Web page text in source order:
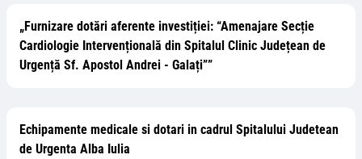
„Furnizare dotări aferente investiției: “Amenajare Secție
Cardiologie Intervențională din Spitalul Clinic Județean de
Urgență Sf. Apostol Andrei - Galați””
Echipamente medicale si dotari in cadrul Spitalului Judetean
de Urgenta Alba Iulia